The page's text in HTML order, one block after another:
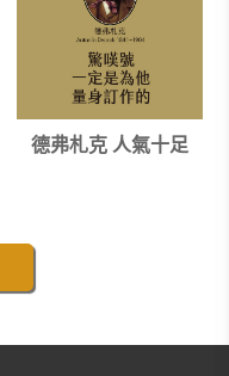
德弗札克 人氣十足